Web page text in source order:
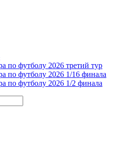
по футболу 2026 третий тур
по футболу 2026 1/16 финала
по футболу 2026 1/2 финала